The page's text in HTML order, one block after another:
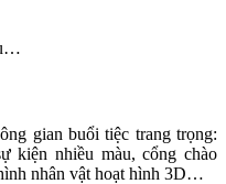
gian buổi tiệc trang trọng:
kiện nhiều màu, cổng chào
nhân vật hoạt hình 3D…